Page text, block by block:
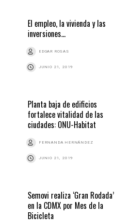
El empleo, la vivienda y las
inversiones…
EDGAR ROSAS
JUNIO 21, 2019
Planta baja de edificios
fortalece vitalidad de las
ciudades: ONU-Habitat
FERNANDA HERNÁNDEZ
JUNIO 21, 2019
Semovi realiza ‘Gran Rodada’
en la CDMX por Mes de la
Bicicleta